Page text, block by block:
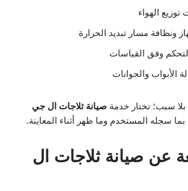
الهواء
ونظافة مسار تبديد الحرارة
وفق القياسات
الأبواب والجوانات
سبب؛ تختار خدمة صيانة ثلاجات ال جي
بما سجله المستخدم وما ظهر أثناء المعاينة.
عن صيانة ثلاجات ال